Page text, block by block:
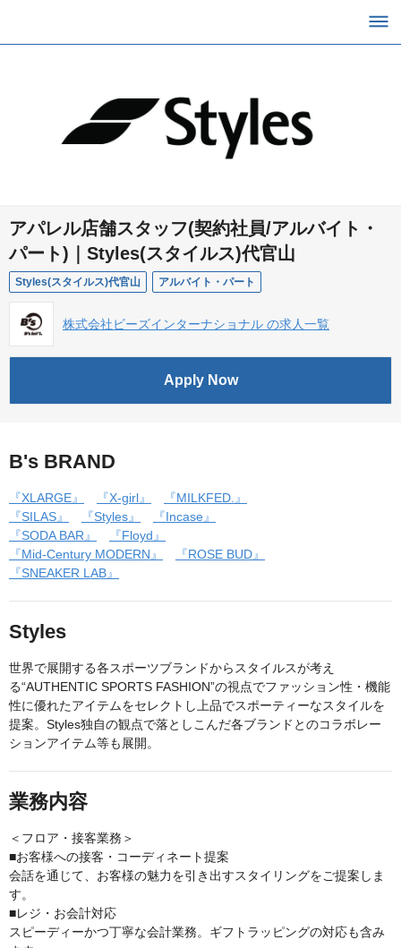
アパレル店舗スタッフ(契約社員/アルバイト・
パート)｜Styles(スタイルス)代官山
Styles(スタイルス)代官山 アルバイト・パート
株式会社ビーズインターナショナル の求人一覧
Apply Now
B's BRAND
『XLARGE』 『X-girl』
『MILKFED.』
『SILAS』
『Styles』
『Incase』
『SODA BAR』
『Floyd』
『Mid-Century MODERN』
『ROSE BUD』
『SNEAKER LAB』
Styles
世界で展開する各スポーツブランドからスタイルスが考え
る“AUTHENTIC SPORTS FASHION”の視点でファッション性・機能
性に優れたアイテムをセレクトし上品でスポーティーなスタイルを
提案。Styles独自の観点で落としこんだ各ブランドとのコラボレー
ションアイテム等も展開。
業務内容
＜フロア・接客業務＞
■お客様への接客・コーディネート提案
会話を通じて、お客様の魅力を引き出すスタイリングをご提案しま
す。
■レジ・お会計対応
スピーディーかつ丁寧な会計業務。ギフトラッピングの対応も含み